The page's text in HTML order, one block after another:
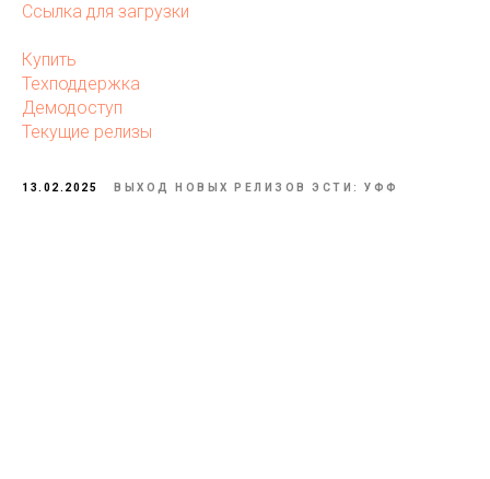
Ссылка для загрузки
Купить
Техподдержка
Демодоступ
Текущие релизы
13.02.2025 ВЫХОД НОВЫХ РЕЛИЗОВ ЭСТИ: УФФ